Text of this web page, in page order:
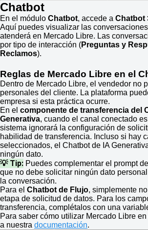
Chatbot
En el módulo Chatbot, accede a Chatbot
Aquí puedes visualizar las
atenderá en Mercado Libre. Las
por tipo de interacción (Preguntas y
Reclamos).
Reglas de Mercado Libre en el
Dentro de Mercado Libre, el vendedor no
personales del cliente. La plataforma
empresa si esta práctica ocurre.
En el componente de transferencia del
Generativa, cuando el canal conectado
sistema ignorará la configuración de
habilidad de transferencia. Incluso si hay
seleccionados, el Chatbot de IA
ningún dato.
💡 Tip: Puedes complementar el prompt
que no debe solicitar ningún dato
la conversación.
Para el Chatbot de Flujo, simplemente
etapa de solicitud de datos. Para los
transferencia, complétalos con una
Para saber cómo utilizar Mercado Libre
a nuestra documentación.